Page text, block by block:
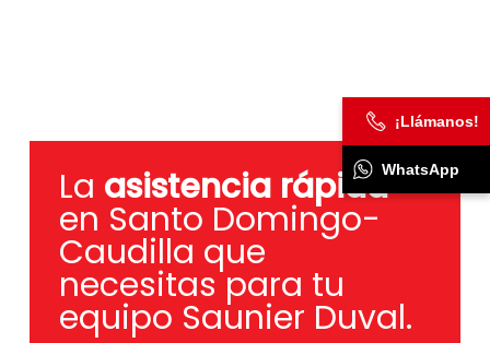
La asistencia rápida
en Santo Domingo-
Caudilla que
necesitas para tu
equipo Saunier Duval.
¡Llámanos!
WhatsApp